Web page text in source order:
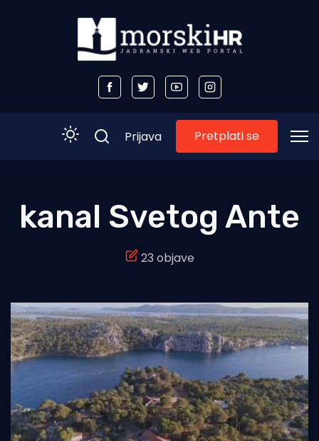
Morski plus
Otoci
Turizam i nautika
Ribolov
Ekologija
Prijava Pretplati se
kanal Svetog Ante
23 objave